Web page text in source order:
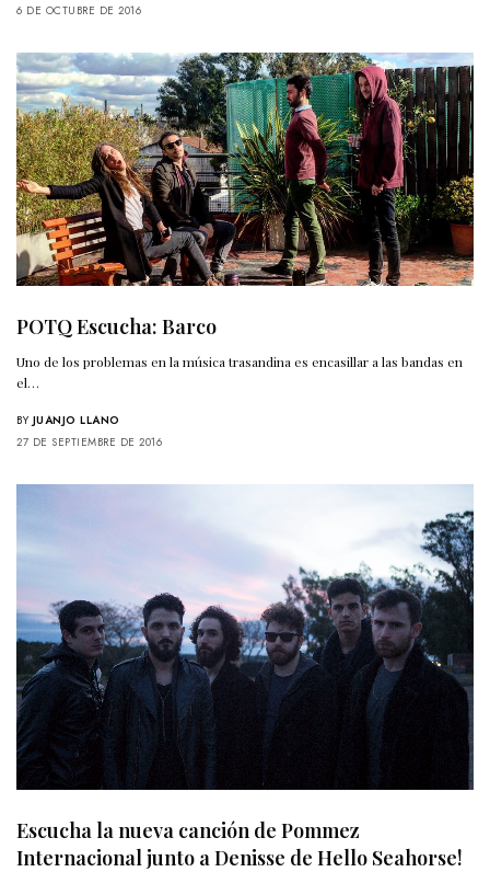
6 DE OCTUBRE DE 2016
POTQ Escucha: Barco
Uno de los problemas en la música trasandina es encasillar a las bandas en
el…
BY JUANJO LLANO
27 DE SEPTIEMBRE DE 2016
Escucha la nueva canción de Pommez
Internacional junto a Denisse de Hello Seahorse!